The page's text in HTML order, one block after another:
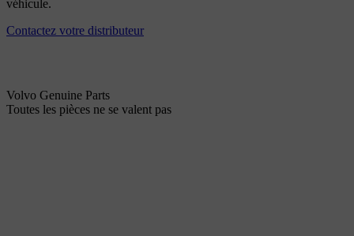
véhicule.
Contactez votre distributeur
Volvo Genuine Parts
Toutes les pièces ne se valent pas